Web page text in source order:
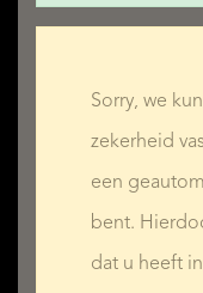
Sorry, we
zekerheid
een
bent.
dat u heeft